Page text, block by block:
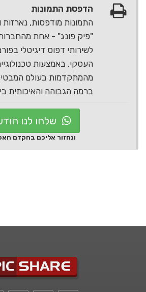
הדפסת התמונות
התמונות מודפסות,
"פיק פונג" - אחת
לשירותי דפוס דיגיטלי
העסקי, באמצעות
מהמתקדמות בעולם
ברמה הגבוהה והאיכותית
שלחו לנו
ונחזור אליכם בהקדם